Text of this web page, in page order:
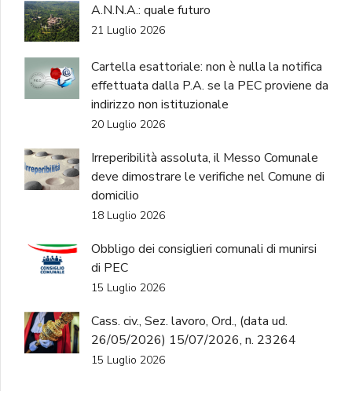
A.N.N.A.: quale futuro
21 Luglio 2026
Cartella esattoriale: non è nulla la notifica
effettuata dalla P.A. se la PEC proviene da
indirizzo non istituzionale
20 Luglio 2026
Irreperibilità assoluta, il Messo Comunale
deve dimostrare le verifiche nel Comune di
domicilio
18 Luglio 2026
Obbligo dei consiglieri comunali di munirsi
di PEC
15 Luglio 2026
Cass. civ., Sez. lavoro, Ord., (data ud.
26/05/2026) 15/07/2026, n. 23264
15 Luglio 2026